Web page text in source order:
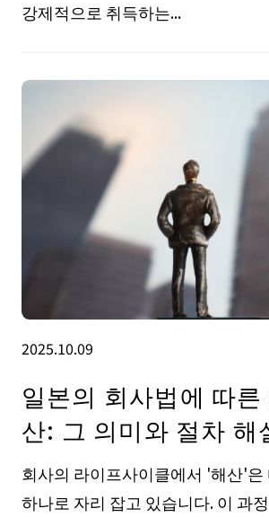
강제적으로 취득하는...
2025.10.09
일본의 회사법에 따른
산: 그 의미와 절차 해
회사의 라이프사이클에서 '해산'은
하나로 자리 잡고 있습니다. 이 과